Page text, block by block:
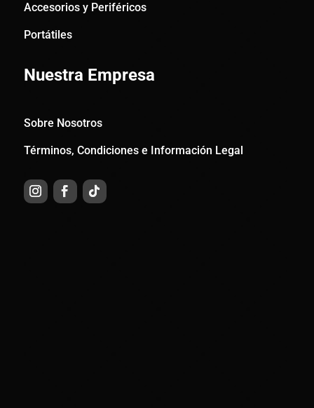
Accesorios y Periféricos
Portátiles
Nuestra Empresa
Sobre Nosotros
Términos, Condiciones e Información Legal